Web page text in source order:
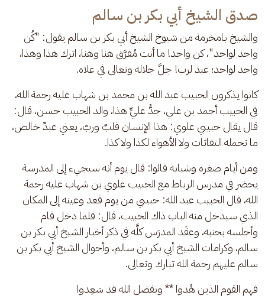
صدق الشيخ أبي بكر بن سالم
والشيخ بامخرمة من شيوخ الشيخ أبي بكر بن سالم يقول: "كُن
واحد لواحد"، كن واحد! ما أنت مُفرَّق هنا وهنا، اترك هذا وهذا،
واحد لواحد؛ عبد لرب! جلَّ جلاله وتعالى في علاه.
كانوا يذكرون الحبيب عبد الله بن محمد بن شهاب عليه رحمة الله،
في الحبيب أحمد بن علي، جدُّ عليٍّ هذا، والد الحبيب حسن، قال:
قال يقال حبيبي علوي: هذا الإنسان قلبٌ وربّ، يعني عبدٌ خالص،
ما تحمله التفاتات ولا الأهواء لكذا ولا كذا.
ومن أيام صغره وشبابه قالوا: قال يوم أنه سيجيء إلى المدرسة
يحضر في مدرس الرباط مع الحبيب علوي بن شهاب عليه رحمة
الله، قال الحبيب عبد الله: حبيبي من يوم قعد وعينه إلى المكان
الذي سيدخل منه الباب ذاك الحبيب، قال: فلما دخل قام
وأجلسه بجنبه، وعقَد المدرَس كلَّه في ذكر أخبار الشيخ أبي بكر بن
سالم، وكرامات الشيخ أبي بكر بن سالم، وأحوال الشيخ أبي بكر بن
سالم عليهم رحمة الله تبارك وتعالى.
فهم القوم الذين هُدوا ** وبفضل الله قد سَعِدوا